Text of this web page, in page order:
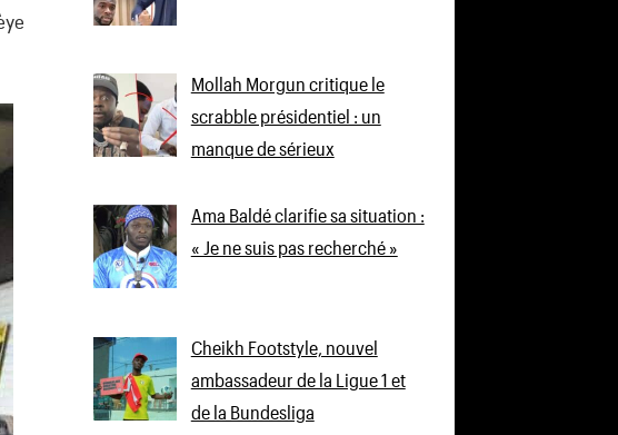
Mollah Morgun critique le
scrabble présidentiel : un
manque de sérieux
Ama Baldé clarifie sa situation :
« Je ne suis pas recherché »
Cheikh Footstyle, nouvel
ambassadeur de la Ligue 1 et
de la Bundesliga